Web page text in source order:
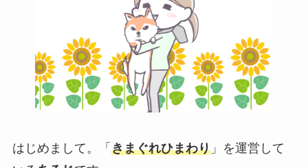
はじめまして。「 きまぐれひまわり」を運営して